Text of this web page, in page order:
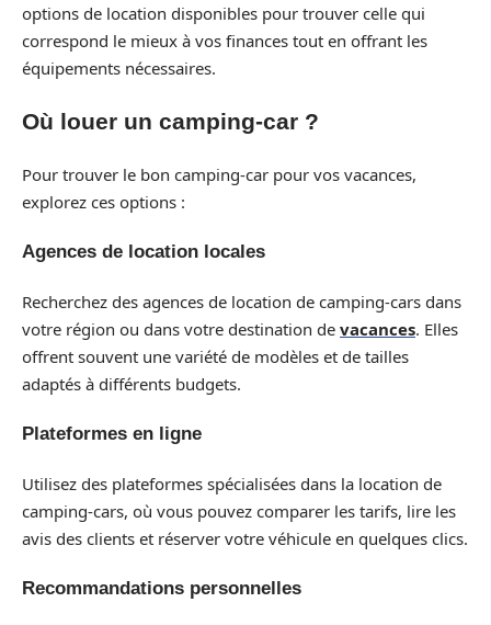
options de location disponibles pour trouver celle qui
correspond le mieux à vos finances tout en offrant les
équipements nécessaires.
Où louer un camping-car ?
Pour trouver le bon camping-car pour vos vacances,
explorez ces options :
Agences de location locales
Recherchez des agences de location de camping-cars dans
votre région ou dans votre destination de vacances. Elles
offrent souvent une variété de modèles et de tailles
adaptés à différents budgets.
Plateformes en ligne
Utilisez des plateformes spécialisées dans la location de
camping-cars, où vous pouvez comparer les tarifs, lire les
avis des clients et réserver votre véhicule en quelques clics.
Recommandations personnelles